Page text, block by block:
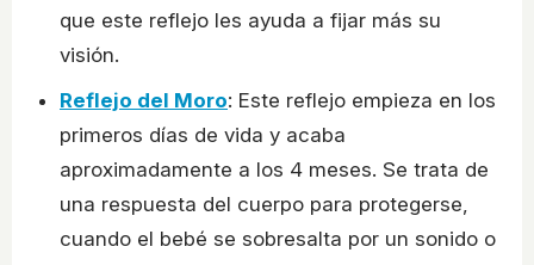
que este reflejo les ayuda a fijar más su
visión.
Reflejo del Moro: Este reflejo empieza en los
primeros días de vida y acaba
aproximadamente a los 4 meses. Se trata de
una respuesta del cuerpo para protegerse,
cuando el bebé se sobresalta por un sonido o